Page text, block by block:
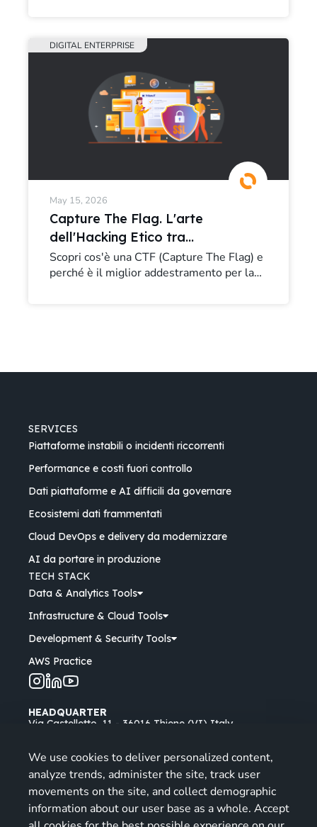
DIGITAL ENTERPRISE
May 15, 2026
Capture The Flag. L'arte
dell'Hacking Etico tra
competizione e difesa
professionale
Scopri cos'è una CTF (Capture The Flag) e
perché è il miglior addestramento per la
SERVICES
Piattaforme instabili o incidenti riccorrenti
Performance e costi fuori controllo
Dati piattaforme e AI difficili da governare
Ecosistemi dati frammentati
Cloud DevOps e delivery da modernizzare
AI da portare in produzione
TECH STACK
Data & Analytics Tools
Infrastructure & Cloud Tools
Development & Security Tools
AWS Practice
HEADQUARTER
Via Castelletto, 11 - 36016 Thiene (VI) Italy
Via Longhin, 53 - 35129 Padova (PD) Italy
Opening Hours: Mon - Fri| 9-13, 14-18
info@miriade.it
We use cookies to deliver personalized content,
analyze trends, administer the site, track user
movements on the site, and collect demographic
information about our user base as a whole. Accept